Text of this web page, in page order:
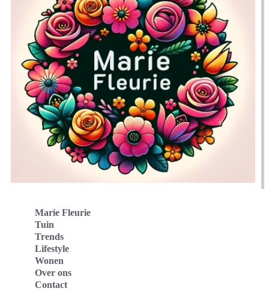
Marie Fleurie
Tuin
Trends
Lifestyle
Wonen
Over ons
Contact